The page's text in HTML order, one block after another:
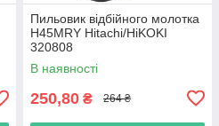
Пильовик відбійного молотка
H45MRY Hitachi/HiKOKI
320808
В наявності
250,80 ₴ 264 ₴